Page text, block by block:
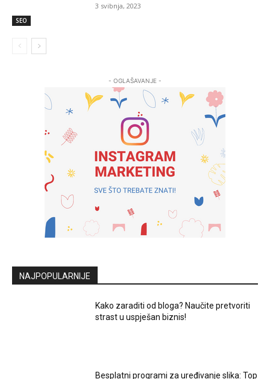
SEO
3 svibnja, 2023
- OGLAŠAVANJE -
NAJPOPULARNIJE
Kako zaraditi od bloga? Naučite pretvoriti
strast u uspješan biznis!
Besplatni programi za uređivanje slika: Top